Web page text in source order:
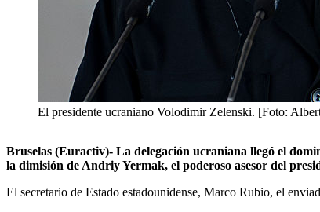
El presidente ucraniano Volodimir Zelenski. [Foto:
Bruselas (Euractiv)- La delegación ucraniana llegó el
la dimisión de Andriy Yermak, el poderoso asesor del
El secretario de Estado estadounidense, Marco Rubio, el